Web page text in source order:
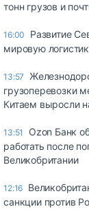
тонн грузов и
16:00
Развитие
мировую
13:57
грузоперевозки
Китаем выросли
13:51
Ozon Банк
работать после
Великобритании
12:16
санкции против